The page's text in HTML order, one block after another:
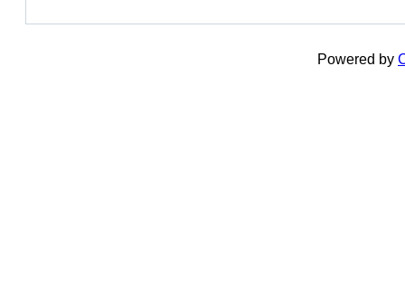
Powered by